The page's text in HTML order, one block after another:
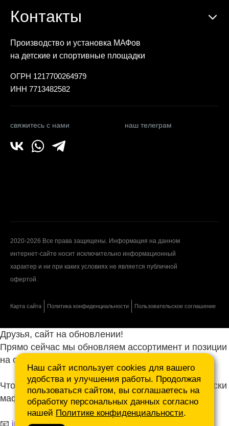
Производство и установка МАФов
на детские и спортивные площадки
ОГРН 1217700264979
ИНН 7713482582
свяжитесь с нами наш телеграм
Контакты
2020-2026 Все права защищены. Информация на данном
интернет-сайте носит исключительно информационный
характер и ни при каких условиях не является публичной
офертой.
Карта сайта Политика конфиденциальности Пользовательское соглашение
Наш сайт использует cookies для вашего
удобства и улучшения работы. Продолжая
пользоваться сайтом, вы соглашаетесь на
обработку персональных данных согласно
нашей Политике конфиденциальности.
Друзья, сайт на обновлении!
Прямо сейчас мы обновляем ассортимент и позиции
на сайте.
Чтобы не ждать, присылайте ваши запросы и списки
маф нам на почту.